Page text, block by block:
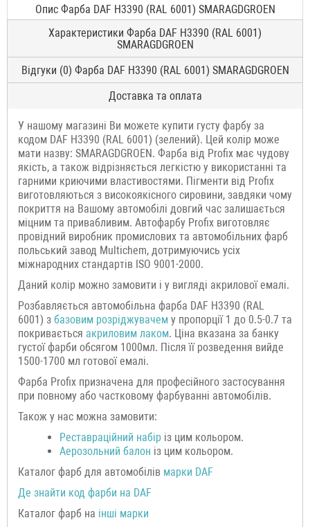
Опис Фарба DAF H3390 (RAL 6001) SMARAGDGROEN
Характеристики Фарба DAF H3390 (RAL 6001)
SMARAGDGROEN
Відгуки (0) Фарба DAF H3390 (RAL 6001) SMARAGDGROEN
Доставка та оплата
У нашому магазині Ви можете купити густу фарбу за
кодом DAF H3390 (RAL 6001) (зелений). Цей колір може
мати назву: SMARAGDGROEN. Фарба від Profix має чудову
якість, а також відрізняється легкістю у використанні та
гарними криючими властивостями. Пігменти від Profix
виготовляються з високоякісного сировини, завдяки чому
покриття на Вашому автомобілі довгий час залишається
міцним та привабливим. Автофарбу Profix виготовляє
провідний виробник промислових та автомобільних фарб
польський завод Multichem, дотримуючись усіх
міжнародних стандартів ISO 9001-2000.
Даний колір можно замовити і у вигляді акрилової емалі.
Розбавляється автомобільна фарба DAF H3390 (RAL
6001) з базовим розріджувачем у пропорції 1 до 0.5-0.7 та
покривається акриловим лаком. Ціна вказана за банку
густої фарби обсягом 1000мл. Після її розведення вийде
1500-1700 мл готової емалі.
Фарба Profix призначена для професійного застосування
при повному або частковому фарбуванні автомобілів.
Також у нас можна замовити:
Реставраційний набір із цим кольором.
Аерозольний балон із цим кольором.
Каталог фарб для автомобілів марки DAF
Де знайти код фарби на DAF
Каталог фарб на інші марки